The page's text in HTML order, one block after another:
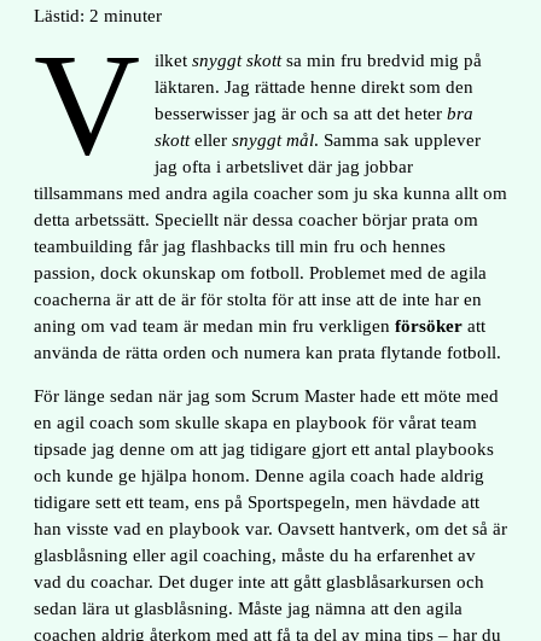
Lästid: 2 minuter
V ilketsnyggt skottsa min fru bredvid mig på
läktaren. Jag rättade henne direkt som den
besserwisser jag är och sa att det heterbra
skottellersnyggt mål. Samma sak upplever
jag ofta i arbetslivet där jag jobbar
tillsammans med andra agila coacher som ju ska kunna allt om
detta arbetssätt. Speciellt när dessa coacher börjar prata om
teambuilding får jag flashbacks till min fru och hennes
passion, dock okunskap om fotboll. Problemet med de agila
coacherna är att de är för stolta för att inse att de inte har en
aning om vad team är medan min fru verkligen försöker att
använda de rätta orden och numera kan prata flytande fotboll.
För länge sedan när jag som Scrum Master hade ett möte med
en agil coach som skulle skapa en playbook för vårat team
tipsade jag denne om att jag tidigare gjort ett antal playbooks
och kunde ge hjälpa honom. Denne agila coach hade aldrig
tidigare sett ett team, ens på Sportspegeln, men hävdade att
han visste vad en playbook var. Oavsett hantverk, om det så är
glasblåsning eller agil coaching, måste du ha erfarenhet av
vad du coachar. Det duger inte att gått glasblåsarkursen och
sedan lära ut glasblåsning. Måste jag nämna att den agila
coachen aldrig återkom med att få ta del av mina tips – har du